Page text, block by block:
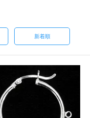
新着順